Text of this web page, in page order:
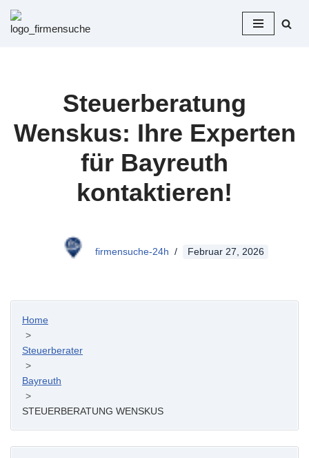
Zum
Steuerberatung
Wenskus: Ihre Experten
für Bayreuth
kontaktieren!
firmensuche-24h Februar 27, 2026
Home
>
Steuerberater
>
Bayreuth
>
STEUERBERATUNG WENSKUS